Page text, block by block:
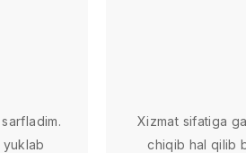
Xizmat sifatiga
chiqib hal qilib